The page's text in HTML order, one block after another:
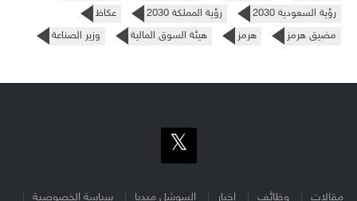
رؤية السعودية 2030
رؤية المملكة 2030
عكاظ
مضيق هرمز
هرمز هيئة السوق المالية وزير الصناعة
مقالات وظائف اخبار السوشل ميديا
سياسة الخصوصية